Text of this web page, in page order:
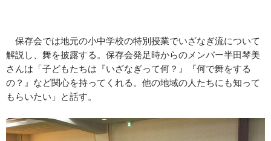
保存会では地元の小中学校の特別授業でいざなぎ流について
解説し、舞を披露する。保存会発足時からのメンバー半田琴美
さんは「子どもたちは『いざなぎって何？』『何で舞をする
の？』など関心を持ってくれる。他の地域の人たちにも知って
もらいたい」と話す。